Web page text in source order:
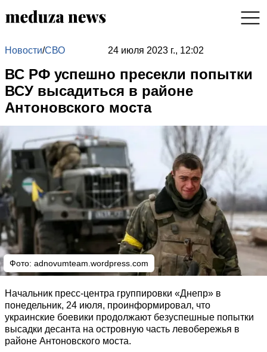
Новости/СВО 24 июля 2023 г., 12:02
ВС РФ успешно пресекли попытки
ВСУ высадиться в районе
Антоновского моста
Фото: adnovumteam.wordpress.com
Начальник пресс-центра группировки «Днепр» в
понедельник, 24 июля, проинформировал, что
украинские боевики продолжают безуспешные попытки
высадки десанта на островную часть левобережья в
районе Антоновского моста.